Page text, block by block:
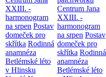
XXIII. -
harmonogram
na srpen Postav
domeček pro
skřítka Rodinná
anamnéza
Betlémské léto
v Hlinsku
Centrum Jana
XXIII. -
harmonogram
na srpen Postav
domeček pro
skřítka Rodinná
anamnéza
Betlémské léto